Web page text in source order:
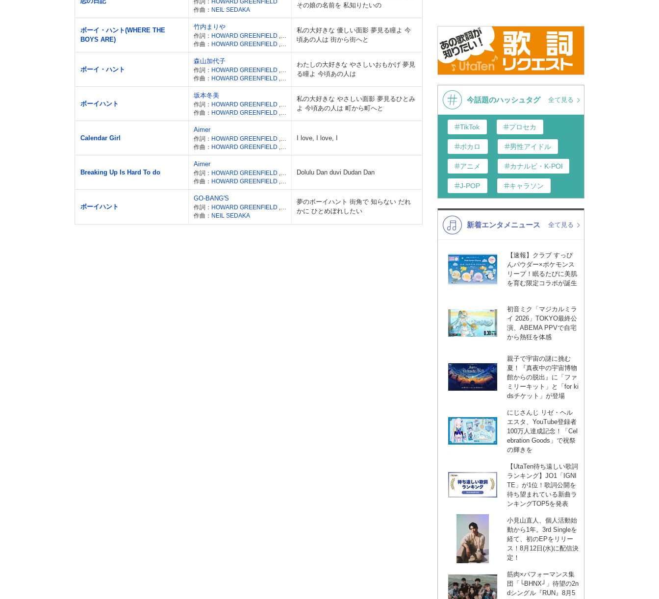
作曲： NEIL SEDAKA
その娘の名前を 私知りたいの
ボーイ・ハント(WHERE THE
BOYS ARE)
竹内まりや
作詞： HOWARD GREENFIELD NEIL SEDAKA ,奥山靉
作曲： HOWARD GREENFIELD NEIL SEDAKA
私の大好きな 優しい面影 夢見る瞳よ 今
頃あの人は 街から街へと
ボーイ・ハント
森山加代子
作詞： HOWARD GREENFIELD
NEIL SEDAKA
作曲： HOWARD GREENFIELD NEIL SEDAKA
わたしの大好きな やさしいおもかげ 夢見
る瞳よ 今頃あの人は
ボーイハント
坂本冬美
作詞： HOWARD GREENFIELD
NEIL SEDAKA
作曲： HOWARD GREENFIELD NEIL SEDAKA
私の大好きな やさしい面影 夢見るひとみ
よ 今頃あの人は 町から町へと
Calendar Girl
Aimer
作詞： HOWARD GREENFIELD
NEIL SEDAKA
作曲： HOWARD GREENFIELD NEIL SEDAKA
I love, I love, I
Breaking Up Is Hard To do
Aimer
作詞： HOWARD GREENFIELD
NEIL SEDAKA
作曲： HOWARD GREENFIELD NEIL SEDAKA
Dolulu Dan duvi Dudan Dan
ボーイハント
GO-BANG'S
作詞： HOWARD GREENFIELD
森若香織
作曲： NEIL SEDAKA
夢のボーイハント 街角で 知らない だれ
かに ひとめぼれしたい
今話題のハッシュタグ 全て見る
TikTok プロセカ
ボカロ 男性アイドル
アニメ カナルビ・K-POP和訳
J-POP キャラソン
K-POP 演歌・歌謡
VTuber ディズニー
新着エンタメニュース 全て見る
【速報】クラブ すっぴ
んパウダー×ポケモンス
リープ！眠るたびに美肌
を育む限定コラボが誕生
初音ミク「マジカルミラ
イ 2026」TOKYO最終公
演、ABEMA PPVで自宅
から熱狂を体感
親子で宇宙の謎に挑む
夏！『真夜中の宇宙博物
館からの脱出』に「ファ
ミリーキット」と「for ki
dsチケット」が登場
にじさんじ リゼ・ヘル
エスタ、YouTube登録者
100万人達成記念！「Cel
ebration Goods」で祝祭
の輝きを
【UtaTen待ち遠しい歌詞
ランキング】JO1「IGNI
TE」が1位！歌詞公開を
待ち望まれている新曲ラ
ンキングTOP5を発表
小見山直人、個人活動始
動から1年。3rd Singleを
経て、初のEPをリリー
ス！8月12日(水)に配信決
定！
筋肉×パフォーマンス集
団「└BHNX┘」待望の2n
dシングル『RUN』8月5